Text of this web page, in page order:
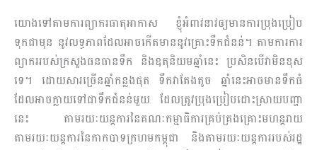
យោងទៅតាមការព្យាករធាតុអាកាស ខ្ញុំអំពាវនាវឲ្យមានការប្រុងប្រៀប
ទុកជាមុន នូវលទ្ធភាពដែលអាចកើតមាននូវគ្រោះទឹកជំនន់។ តាមការការ
ព្យាកររបស់ក្រសួងធនធានទឹក និងឧតុនិយមឆ្នាំនេះ ប្រ​សិនបើវាមិនខុស
ទេ។ ដោយសារច្រើនឆ្នាំកន្លងផុត ទឹកវាតែងតូច ឆ្នាំនេះអាចមានទឹកធំ
ដែលអាចក្លាយទៅជាទឹកជំនន់មួយ ដែលត្រូវប្រុងប្រៀបដោះស្រាយបញ្ហា
នេះ តាមរយៈយន្តការនៃគណៈកម្មាធិការគ្រប់​គ្រង​គ្រោះមហន្តរាយ​
តាមរយៈយន្តការនៃកាកបាទក្រហមកម្ពុជា និងតាមរយៈយន្តការរបស់រដ្ឋ